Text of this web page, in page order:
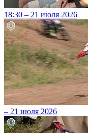
18:30 – 21 июля 2026
– 21 июля 2026